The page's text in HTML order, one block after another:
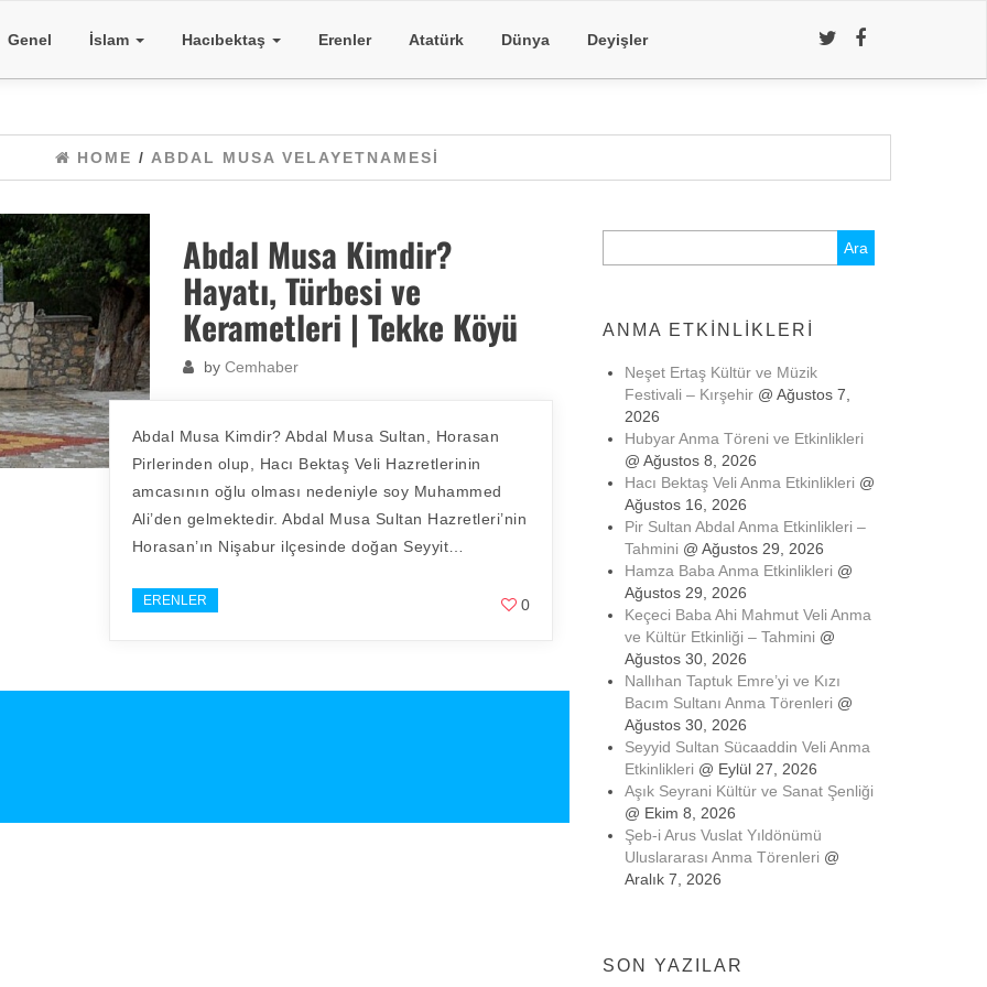
Genel İslam Hacıbektaş Erenler Atatürk Dünya Deyişler
HOME / ABDAL MUSA VELAYETNAMESI
Abdal Musa Kimdir?
Hayatı, Türbesi ve
Kerametleri | Tekke Köyü
by Cemhaber
Abdal Musa Kimdir? Abdal Musa Sultan, Horasan
Pirlerinden olup, Hacı Bektaş Veli Hazretlerinin
amcasının oğlu olması nedeniyle soy Muhammed
Ali’den gelmektedir. Abdal Musa Sultan Hazretleri’nin
Horasan’ın Nişabur ilçesinde doğan Seyyit…
ERENLER 0
ANMA ETKINLIKLERI
Neşet Ertaş Kültür ve Müzik
Festivali – Kırşehir@ Ağustos 7,
2026
Hubyar Anma Töreni ve Etkinlikleri
@ Ağustos 8, 2026
Hacı Bektaş Veli Anma Etkinlikleri @
Ağustos 16, 2026
Pir Sultan Abdal Anma Etkinlikleri –
Tahmini @ Ağustos 29, 2026
Hamza Baba Anma Etkinlikleri @
Ağustos 29, 2026
Keçeci Baba Ahi Mahmut Veli Anma
ve Kültür Etkinliği – Tahmini @
Ağustos 30, 2026
Nallıhan Taptuk Emre’yi ve Kızı
Bacım Sultanı Anma Törenleri @
Ağustos 30, 2026
Seyyid Sultan Sücaaddin Veli Anma
Etkinlikleri @ Eylül 27, 2026
Aşık Seyrani Kültür ve Sanat Şenliği
@ Ekim 8, 2026
Şeb-i Arus Vuslat Yıldönümü
Uluslararası Anma Törenleri @
Aralık 7, 2026
SON YAZILAR